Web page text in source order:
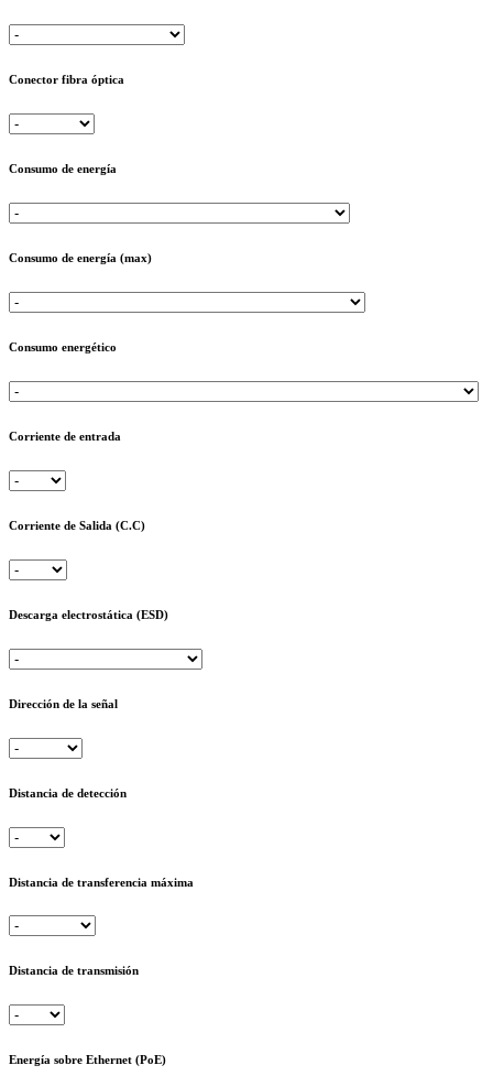
Conector fibra óptica
Consumo de energía
Consumo de energía (max)
Consumo energético
Corriente de entrada
Corriente de Salida (C.C)
Descarga electrostática (ESD)
Dirección de la señal
Distancia de detección
Distancia de transferencia máxima
Distancia de transmisión
Energía sobre Ethernet (PoE)